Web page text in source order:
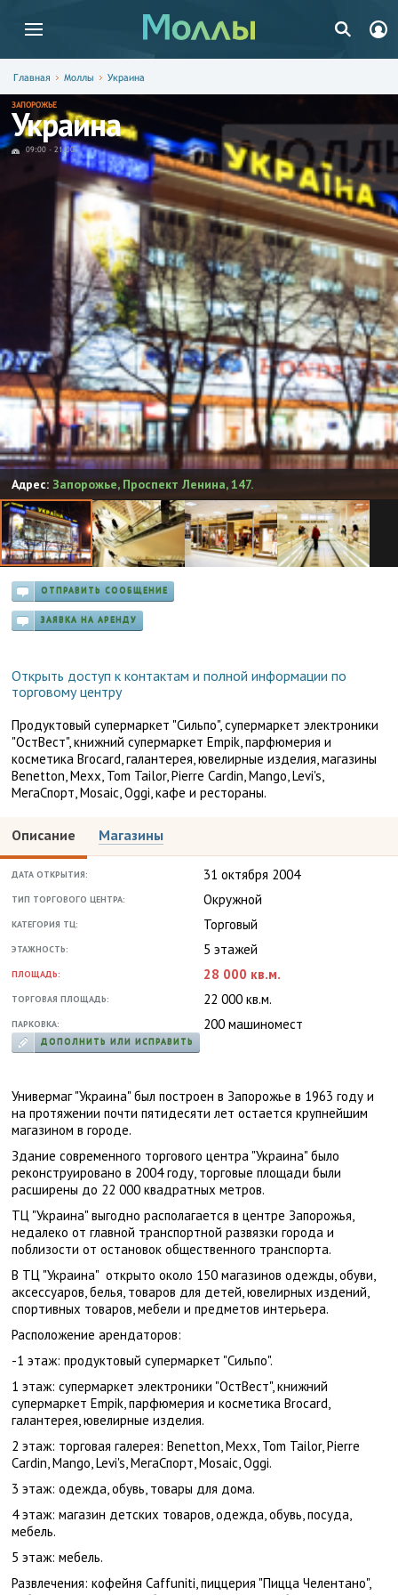
Главная Моллы Украина
ЗАПОРОЖЬЕ
Украина
09:00 - 21:00
Адрес: Запорожье, Проспект Ленина, 147.
ОТПРАВИТЬ СООБЩЕНИЕ
ЗАЯВКА НА АРЕНДУ
Открыть доступ к контактам и полной информации по
торговому центру
Продуктовый супермаркет "Сильпо", супермаркет электроники
"ОстВест", книжний супермаркет Empik, парфюмерия и
косметика Brocard, галантерея, ювелирные изделия, магазины
Benetton, Mexx, Tom Tailor, Pierre Cardin, Mango, Levi's,
МегаСпорт, Mosaic, Oggi, кафе и рестораны.
Описание Магазины
ДАТА ОТКРЫТИЯ: 31 октября 2004
ТИП ТОРГОВОГО ЦЕНТРА: Окружной
КАТЕГОРИЯ ТЦ: Торговый
ЭТАЖНОСТЬ: 5 этажей
ПЛОЩАДЬ: 28 000 кв.м.
ТОРГОВАЯ ПЛОЩАДЬ: 22 000 кв.м.
ПАРКОВКА: 200 машиномест
ДОПОЛНИТЬ ИЛИ ИСПРАВИТЬ
Универмаг "Украина" был построен в Запорожье в 1963 году и
на протяжении почти пятидесяти лет остается крупнейшим
магазином в городе.
Здание современного торгового центра "Украина" было
реконструировано в 2004 году, торговые площади были
расширены до 22 000 квадратных метров.
ТЦ "Украина" выгодно располагается в центре Запорожья,
недалеко от главной транспортной развязки города и
поблизости от остановок общественного транспорта.
В ТЦ "Украина" открыто около 150 магазинов одежды, обуви,
аксессуаров, белья, товаров для детей, ювелирных издений,
спортивных товаров, мебели и предметов интерьера.
Расположение арендаторов:
-1 этаж: продуктовый супермаркет "Сильпо".
1 этаж: супермаркет электроники "ОстВест", книжний
супермаркет Empik, парфюмерия и косметика Brocard,
галантерея, ювелирные изделия.
2 этаж: торговая галерея: Benetton, Mexx, Tom Tailor, Pierre
Cardin, Mango, Levi's, МегаСпорт, Mosaic, Oggi.
3 этаж: одежда, обувь, товары для дома.
4 этаж: магазин детских товаров, одежда, обувь, посуда,
мебель.
5 этаж: мебель.
Развлечения: кофейня Caffuniti, пиццерия "Пицца Челентано",